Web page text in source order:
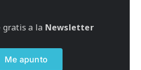
gratis a la Newsletter
Me apunto